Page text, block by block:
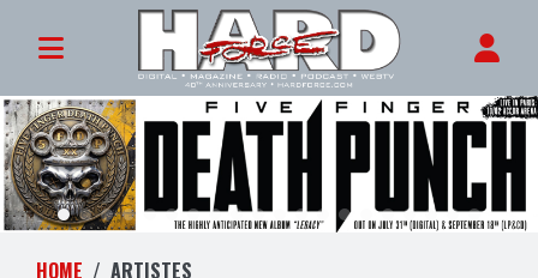
HOME ARTISTES